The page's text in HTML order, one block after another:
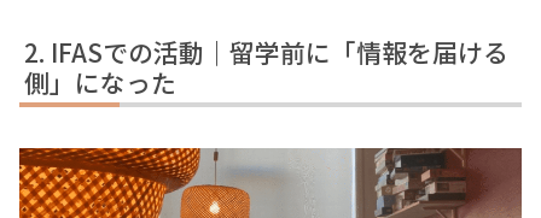
IFASでの活動｜留学前に「情報を届ける
側」になった